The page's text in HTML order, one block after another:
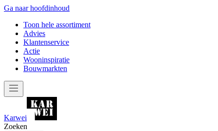
Ga naar hoofdinhoud
Toon hele assortiment
Advies
Klantenservice
Actie
Wooninspiratie
Bouwmarkten
Karwei
Zoeken